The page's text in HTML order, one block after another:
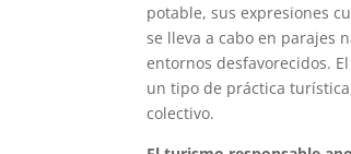
potable, sus expresiones
se lleva a cabo en parajes
entornos desfavorecidos.
un tipo de práctica
colectivo.